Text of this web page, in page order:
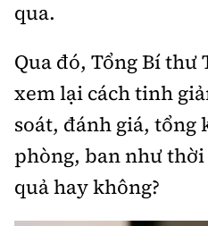
qua.
Qua đó, Tổng Bí thư
xem lại cách tinh
soát, đánh giá, tổng
phòng, ban như
quả hay không?